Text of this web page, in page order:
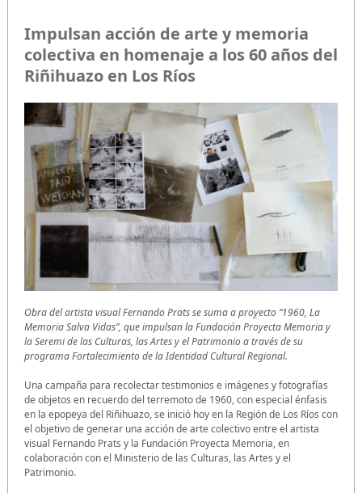
Impulsan acción de arte y memoria
colectiva en homenaje a los 60 años del
Riñihuazo en Los Ríos
Obra del artista visual Fernando Prats se suma a proyecto “1960, La
Memoria Salva Vidas”, que impulsan la Fundación Proyecta Memoria y
la Seremi de las Culturas, las Artes y el Patrimonio a través de su
programa Fortalecimiento de la Identidad Cultural Regional.
Una campaña para recolectar testimonios e imágenes y fotografías
de objetos en recuerdo del terremoto de 1960, con especial énfasis
en la epopeya del Riñihuazo, se inició hoy en la Región de Los Ríos con
el objetivo de generar una acción de arte colectivo entre el artista
visual Fernando Prats y la Fundación Proyecta Memoria, en
colaboración con el Ministerio de las Culturas, las Artes y el
Patrimonio.